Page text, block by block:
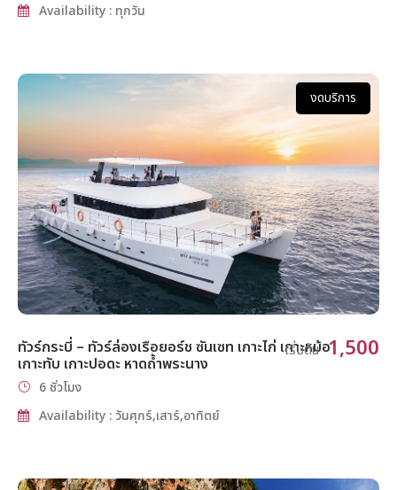
Availability : ทุกวัน
งดบริการ
ทัวร์กระบี่ – ทัวร์ล่องเรือยอร์ช ซันเซท เกาะไก่ เกาะหม้อ
เกาะทับ เกาะปอดะ หาดถ้ำพระนาง
เริ่มต้น 1,500
6 ชั่วโมง
Availability : วันศุกร์,เสาร์,อาทิตย์